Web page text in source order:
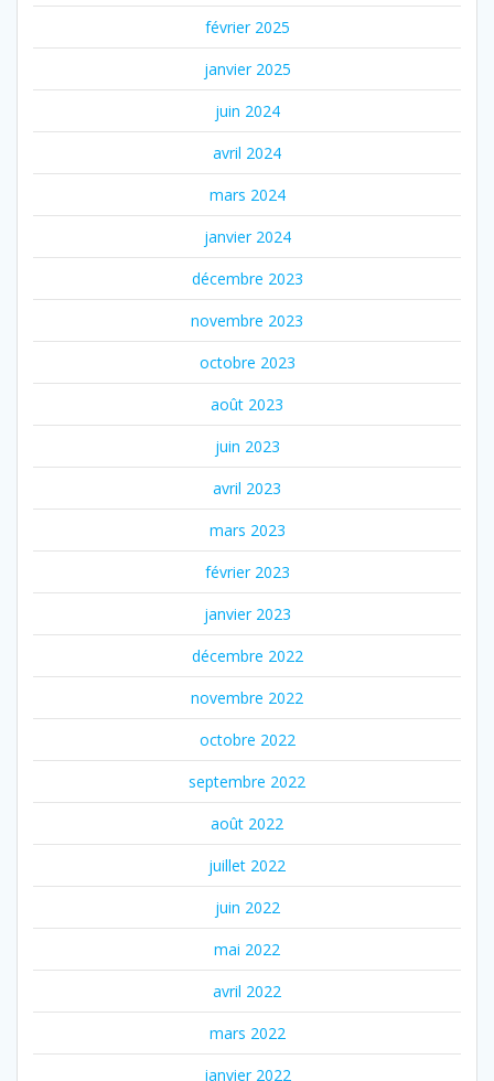
février 2025
janvier 2025
juin 2024
avril 2024
mars 2024
janvier 2024
décembre 2023
novembre 2023
octobre 2023
août 2023
juin 2023
avril 2023
mars 2023
février 2023
janvier 2023
décembre 2022
novembre 2022
octobre 2022
septembre 2022
août 2022
juillet 2022
juin 2022
mai 2022
avril 2022
mars 2022
janvier 2022